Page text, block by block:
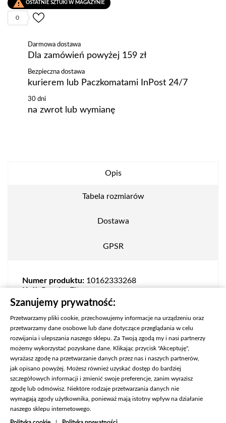
 OSTATNIE SZTUKI W MAGAZYNIE
0
Darmowa dostawa
Dla zamówień powyżej 159 zł
Bezpieczna dostawa
kurierem lub Paczkomatami InPost 24/7
30 dni
na zwrot lub wymianę
Opis
Tabela rozmiarów
Dostawa
GPSR
Numer produktu: 10162333268
Krój:Regular Fit
Skład:75% poliamid, 25% bawełna
Szanujemy prywatność:
Przetwarzamy pliki cookie, przechowujemy informacje na urządzeniu oraz
przetwarzamy dane osobowe lub dane dotyczące przeglądania w celu
rozwijania i ulepszania naszego sklepu. Za Twoją zgodą my i nasi partnerzy
możemy wykorzystać pozyskane dane. Klikając przycisk "Akceptuję",
wyrażasz zgodę na przetwarzanie danych przez nas i naszych partnerów,
jak opisano powyżej. Możesz również uzyskać dostęp do bardziej
szczegółowych informacji i zmienić swoje preferencje, zanim wyrazisz
zgodę lub odmówisz. Niektóre rodzaje przetwarzania danych nie
wymagają zgody użytkownika, ponieważ mają istotny wpływ na działanie
naszego sklepu internetowego.